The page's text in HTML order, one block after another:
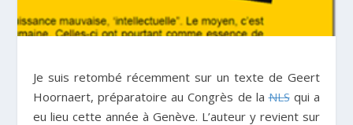
Je suis retombé récemment sur un texte de Geert
Hoornaert, préparatoire au Congrès de laNLSqui a
eu lieu cette année à Genève. L’auteur y revient sur